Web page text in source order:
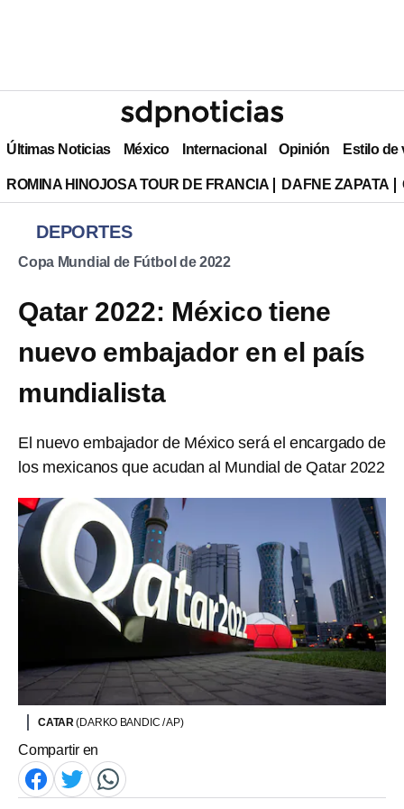
Últimas Noticias México Internacional Opinión Estilo de
ROMINA HINOJOSA TOUR DE FRANCIA DAFNE ZAPATA
DEPORTES
Copa Mundial de Fútbol de 2022
Qatar 2022: México tiene
nuevo embajador en el país
mundialista
El nuevo embajador de México será el encargado de
los mexicanos que acudan al Mundial de Qatar 2022
CATAR(DARKO BANDIC / AP)
Compartir en